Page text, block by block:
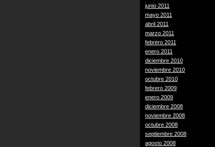
junio 2011
mayo 2011
abril 2011
marzo 2011
febrero 2011
enero 2011
diciembre 2010
noviembre 2010
octubre 2010
febrero 2009
enero 2009
diciembre 2008
noviembre 2008
octubre 2008
septiembre 2008
agosto 2008